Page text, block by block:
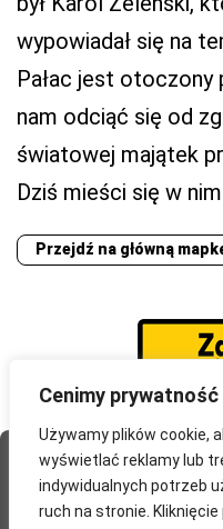
Cenimy
Używamy plików cookie,
wyświetlać reklamy lub
indywidualnych potrzeb
ruch na stronie.
wypowiadał się na
Pałac jest otoczony
nam odciąć się od
światowej majątek
Dziś mieści się w
Przejdź na główną
Strona Główna O
Partnerzy
Blog